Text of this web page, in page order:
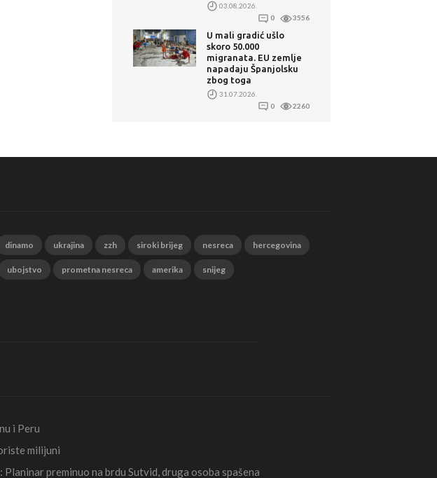
03.08.2026.
0
3556
U mali gradić ušlo
skoro 50.000
migranata. EU zemlje
napadaju Španjolsku
zbog toga
31.07.2026.
0
2260
dinamo ukrajina zzh siroki brijeg nesreca hercegovina
ubojstvo prometna nesreca amerika snijeg
i Peru
milijuni
preminuo na brdu Sutvid, druga osoba spašena